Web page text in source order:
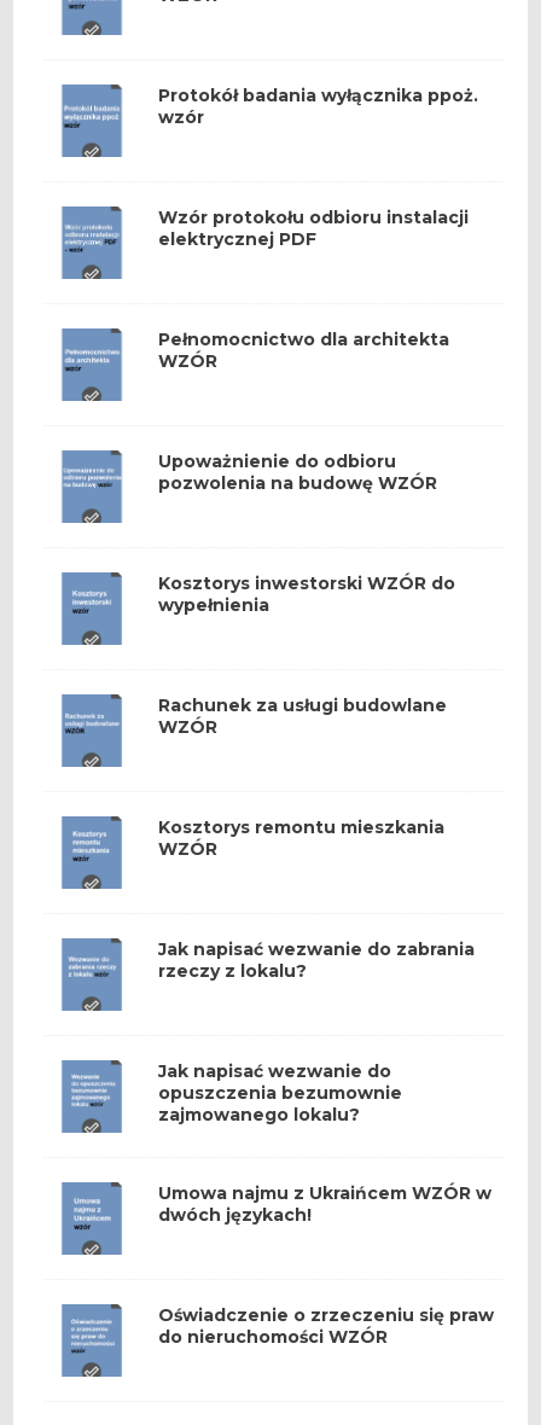
Protokół badania wyłącznika ppoż.
wzór
Wzór protokołu odbioru instalacji
elektrycznej PDF
Pełnomocnictwo dla architekta
WZÓR
Upoważnienie do odbioru
pozwolenia na budowę WZÓR
Kosztorys inwestorski WZÓR do
wypełnienia
Rachunek za usługi budowlane
WZÓR
Kosztorys remontu mieszkania
WZÓR
Jak napisać wezwanie do zabrania
rzeczy z lokalu?
Jak napisać wezwanie do
opuszczenia bezumownie
zajmowanego lokalu?
Umowa najmu z Ukraińcem WZÓR w
dwóch językach!
Oświadczenie o zrzeczeniu się praw
do nieruchomości WZÓR